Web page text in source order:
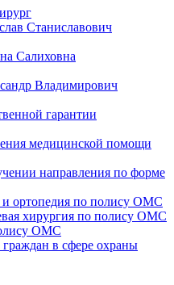
Станиславович
Салиховна
Владимирович
гарантии
медицинской помощи
направления по форме
и ортопедия по полису ОМС
хирургия по полису ОМС
ОМС
в сфере охраны